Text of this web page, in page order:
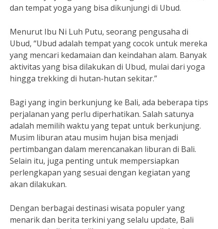
dan tempat yoga yang bisa dikunjungi di Ubud.
Menurut Ibu Ni Luh Putu, seorang pengusaha di
Ubud, “Ubud adalah tempat yang cocok untuk mereka
yang mencari kedamaian dan keindahan alam. Banyak
aktivitas yang bisa dilakukan di Ubud, mulai dari yoga
hingga trekking di hutan-hutan sekitar.”
Bagi yang ingin berkunjung ke Bali, ada beberapa tips
perjalanan yang perlu diperhatikan. Salah satunya
adalah memilih waktu yang tepat untuk berkunjung.
Musim liburan atau musim hujan bisa menjadi
pertimbangan dalam merencanakan liburan di Bali.
Selain itu, juga penting untuk mempersiapkan
perlengkapan yang sesuai dengan kegiatan yang
akan dilakukan.
Dengan berbagai destinasi wisata populer yang
menarik dan berita terkini yang selalu update, Bali